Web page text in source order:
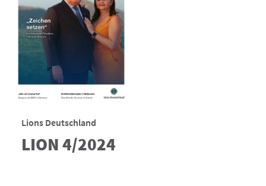
Lions Deutschland
LION 4/2024